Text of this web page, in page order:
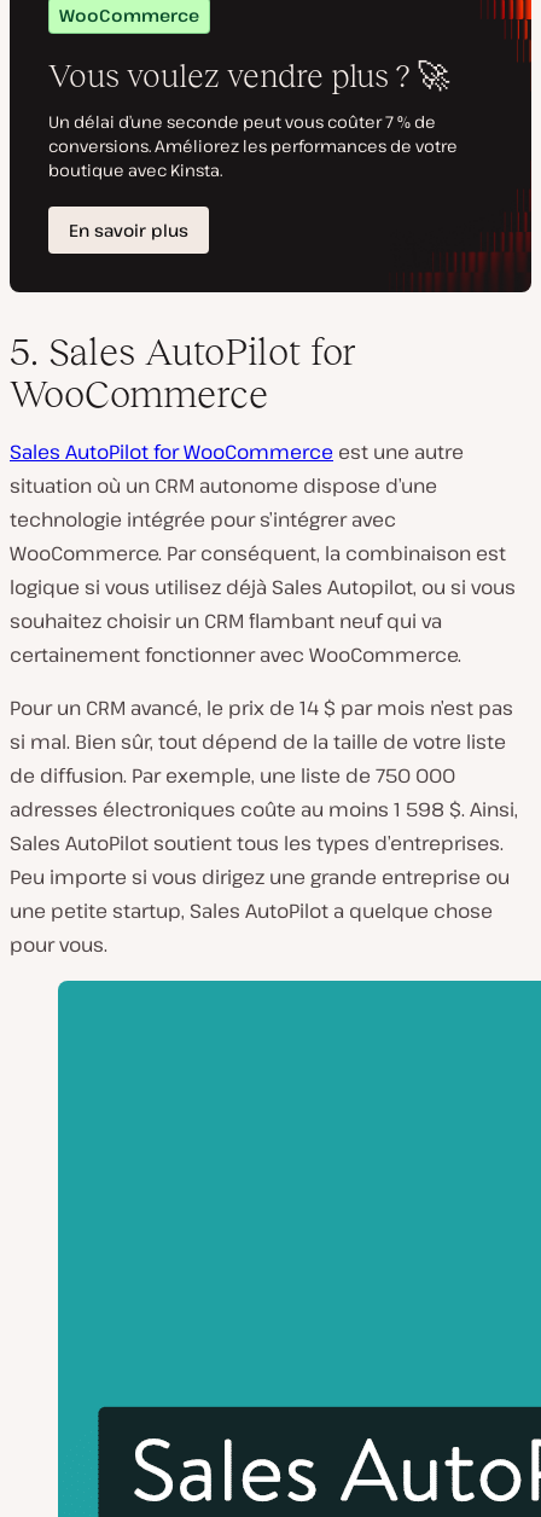
5. Sales AutoPilot for
WooCommerce
Sales AutoPilot for WooCommerce est une autre
situation où un CRM autonome dispose d’une
technologie intégrée pour s’intégrer avec
WooCommerce. Par conséquent, la combinaison est
logique si vous utilisez déjà Sales Autopilot, ou si vous
souhaitez choisir un CRM flambant neuf qui va
certainement fonctionner avec WooCommerce.
Pour un CRM avancé, le prix de 14 $ par mois n’est pas
si mal. Bien sûr, tout dépend de la taille de votre liste
de diffusion. Par exemple, une liste de 750 000
adresses électroniques coûte au moins 1 598 $. Ainsi,
Sales AutoPilot soutient tous les types d’entreprises.
Peu importe si vous dirigez une grande entreprise ou
une petite startup, Sales AutoPilot a quelque chose
pour vous.